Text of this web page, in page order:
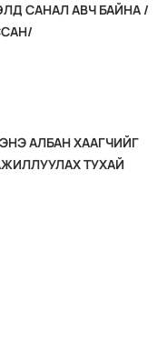
САНАЛ АВЧ БАЙНА /
АЛБАН ХААГЧИЙГ
ТУХАЙ